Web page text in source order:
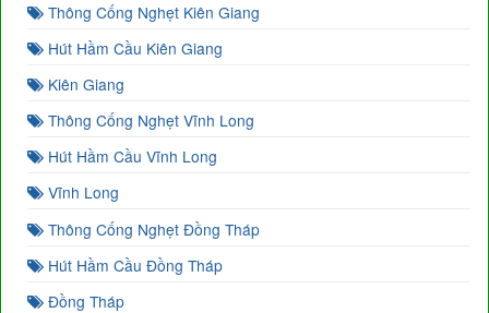
Thông Cống Nghẹt Kiên Giang
Hút Hầm Cầu Kiên Giang
Kiên Giang
Thông Cống Nghẹt Vĩnh Long
Hút Hầm Cầu Vĩnh Long
Vĩnh Long
Thông Cống Nghẹt Đồng Tháp
Hút Hầm Cầu Đồng Tháp
Đồng Tháp